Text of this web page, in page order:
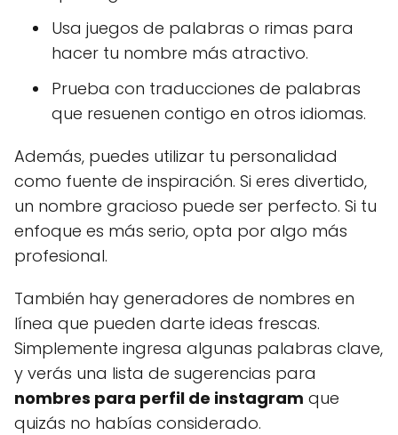
Usa juegos de palabras o rimas para
hacer tu nombre más atractivo.
Prueba con traducciones de palabras
que resuenen contigo en otros idiomas.
Además, puedes utilizar tu personalidad
como fuente de inspiración. Si eres divertido,
un nombre gracioso puede ser perfecto. Si tu
enfoque es más serio, opta por algo más
profesional.
También hay generadores de nombres en
línea que pueden darte ideas frescas.
Simplemente ingresa algunas palabras clave,
y verás una lista de sugerencias para
nombres para perfil de instagram que
quizás no habías considerado.